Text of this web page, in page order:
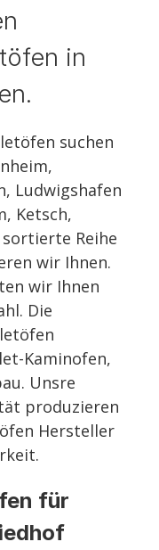
in
suchen
Ludwigshafen
Ketsch,
Reihe
wir Ihnen.
wir Ihnen
Die
Kaminofen,
Unsre
produzieren
Hersteller
für